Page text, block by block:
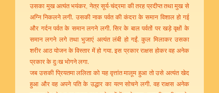
उसका मुख अत्यंत भयंकर, नेत्र सूर्य-चंद्रमा की तरह प्रदीप्त तथा मुख से
अग्नि निकलने लगी. उसकी नाक पर्वत की कंदरा के समान विशाल हो गई
और गर्दन पर्वत के समान लगने लगी. सिर के बाल पर्वतों पर खड़े वृक्षों के
समान लगने लगे तथा भुजाएं अत्यंत लंबी हो गईं. कुल मिलाकर उसका
शरीर आठ योजन के विस्तार में हो गया. इस प्रकार राक्षस होकर वह अनेक
प्रकार के दुःख भोगने लगा.
जब उसकी प्रियतमा ललिता को यह वृत्तांत मालूम हुआ तो उसे अत्यंत खेद
हुआ और वह अपने पति के उद्धार का यत्न सोचने लगी. वह राक्षस अनेक